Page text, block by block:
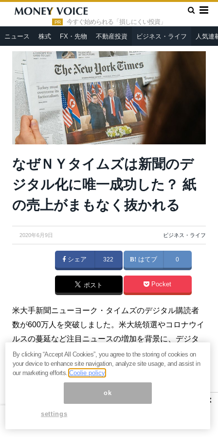
PR 今すぐ始められる「損しにくい投資」
ニュース 株式 FX・先物 不動産投資 ビジネス・ライフ 人気連
HOME » ビジネス・ライフ
なぜＮＹタイムズは新聞のデジタ
ル化に唯一成功した？ 紙の売上がまもなく抜かれる
なぜＮＹタイムズは新聞のデ
ジタル化に唯一成功した？ 紙
の売上がまもなく抜かれる
2020年6月9日 ビジネス・ライフ
シェア 322 はてブ 0
ポスト Pocket
米大手新聞ニューヨーク・タイムズのデジタル購読者
数が600万人を突破しました。米大統領選やコロナウイ
ルスの蔓延など注目ニュースの増加を背景に、デジタ
ル購読者も確実に獲得しているその戦略の裏側に迫り
ます。（『IT業界人のための「ビジネス・トレンド・ウ
』）
※本記事は有料メルマガ『IT業界人のための「ビジネ
ス・トレンド・ウイークリー」
部抜粋したものです。興味を持たれた方は、ぜひこの
×
By clicking “Accept All Cookies”, you agree to the storing of cookies on
your device to enhance site navigation, analyze site usage, and assist in
our marketing efforts.Coolie policy
ok
settings